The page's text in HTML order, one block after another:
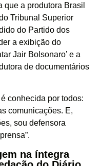
que a produtora Brasil
Tribunal Superior
do Partido dos
a exibição do
Jair Bolsonaro’ e a
de documentários
conhecida por todos:
comunicações. E,
sou defensora
na íntegra